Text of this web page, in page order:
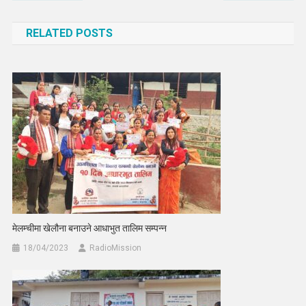
RELATED POSTS
मेलम्चीमा खेलौना बनाउने आधाभुत तालिम सम्पन्न
18/04/2023 RadioMission